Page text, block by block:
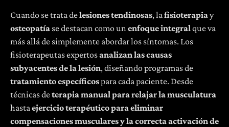
Cuando se trata delesiones tendinosas, lafisioterapiay
osteopatía se destacan como unenfoque integralque va
más allá de simplemente abordar los síntomas. Los
fisioterapeutas expertosanalizan las causas
subyacentes de la lesión, diseñando programas de
tratamiento específicospara cada paciente. Desde
técnicas deterapia manual para relajar la musculatura
hastaejercicio terapéutico para eliminar
compensaciones musculares y la correcta activación de